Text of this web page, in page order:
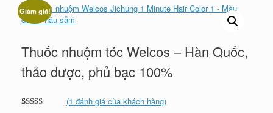
Giảm giá!
Thuốc nhuộm tóc Welcos – Hàn Quốc,
thảo dược, phủ bạc 100%
(1 đánh giá của khách hàng)